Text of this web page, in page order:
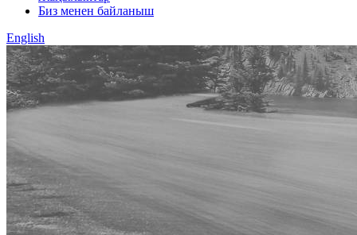
Биз менен байланыш
English